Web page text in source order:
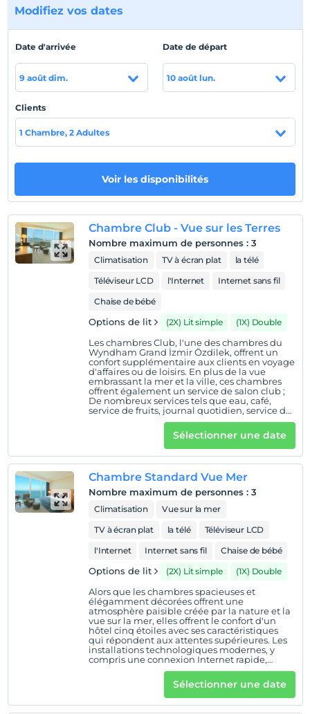
A Wyndham Grand İzmir Özdilek Thermal & Spa, les
des salles élégantes. Wyndham Grand İzmir Özdilek
Thermal & Spa a des salles de réunion et chambres
d'organisation qui offrent des solutions aux différentes
pouvez réaliser vos moments les plus importants.
Emplacement
Le Wyndham Grand İzmir Özdilek Thermal & Spa a non
seulement des lignes modernes, mais propose
avec des chambres et des suites offrant une vue sur la
mer et la nature. Il se trouve à 23 km de l'aéroport Adnan
Menderes.
Afficher sur la
Politiques de l'hôtel
enregistrement
fumeur
Des zones fumeurs sont disponibles
Heures d'enregistrement
Les bébés de moins de 0 ne sont pas facturés
1 enfant(s) jusqu'à l'âge de 6 ans par chambre n'est/ne
sont pas facturé(s)
Modifiez vos dates
Date d'arrivée
9 août dim.
Date de départ
10 août lun.
Clients
1 Chambre, 2 Adultes
Voir les disponibilités
Chambre Club - Vue sur les Terres
Nombre maximum de personnes : 3
Climatisation TV à écran plat
la télé
Téléviseur LCD
l'Internet
Internet sans fil
Chaise de bébé
Options de lit (2X) Lit simple (1X) Double
Les chambres Club, l'une des chambres du
Wyndham Grand İzmir Özdilek, offrent un
confort supplémentaire aux clients en voyage
d'affaires ou de loisirs. En plus de la vue
embrassant la mer et la ville, ces chambres
offrent également un service de salon club ;
De nombreux services tels que eau, café,
service de fruits, journal quotidien, service de
nettoyage à sec, piscines intérieure et
extérieure, service SPA, piscines thermales,
connexion Internet sans fil, équipement de
salle de bain, équipement de cuisine sont
proposés gratuitement. Services gratuits
Internet rapide filaire et sans fil • Eau (1 par
personne / par jour) • Thé et café • Offrande de
fruits • Journal quotidien (sur demande) • un
service de nettoyage à sec gratuit (1 chemise)
Club Lounge Business Center (équipement
de bureau et connexion Internet) • 30 % de
réduction au restaurant Carême et à la
discothèque Ozone. • Bénéficiant des
installations du centre thermal et de bien-
être Qualitasspa İzmir Agamemnon ;
extérieure, de la piscine thermale et du
jacuzzi, du bain turc, du sauna, du hammam
et du centre de remise en forme • Utilisation
du parking intérieur et extérieur (gratuit)
Sélectionner une date
Chambre Standard Vue Mer
Nombre maximum de personnes : 3
Climatisation
Vue sur la mer
TV à écran plat
la télé
Téléviseur LCD
l'Internet
Internet sans fil Chaise de bébé
Options de lit (2X) Lit simple (1X) Double
Alors que les chambres spacieuses et
élégamment décorées offrent une
atmosphère paisible créée par la nature et la
vue sur la mer, elles offrent le confort d'un
hôtel cinq étoiles avec ses caractéristiques
qui répondent aux attentes supérieures. Les
installations technologiques modernes, y
compris une connexion Internet rapide,
apportent un confort aux clients. Services
gratuits offerts aux clients des chambres
standard ; Service Internet haute vitesse
filaire et sans fil Eau (1 par personne / par jour)
Thé et café Bénéficiant des installations du
Sélectionner une date